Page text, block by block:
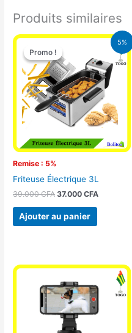
Produits similaires
5%
Promo !
Remise : 5%
Promo !
Friteuse Électrique 3L
39.000CFA
Le
initial
était :
39.000 CFA.
37.000CFA
Le
prix
actuel
est :
37.000
Ajouter au panier